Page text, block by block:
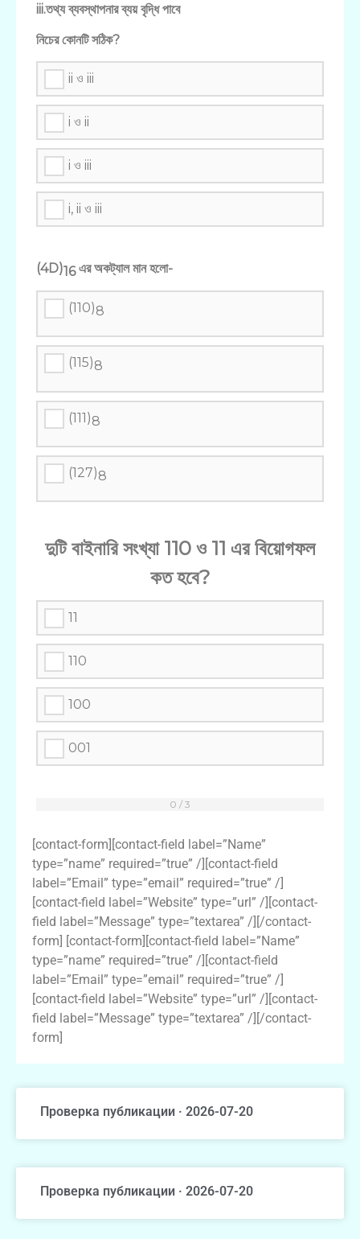
iii.তথ্য ব্যবস্থাপনার ব্যয় বৃদ্ধি পাবে
নিচের কোনটি সঠিক?
ii ও iii
i ও ii
i ও iii
i, ii ও iii
(4D)16এর অকট্যাল মান হলো-
(110)8
(115)8
(111)8
(127)8
দুটি বাইনারি সংখ্যা 110 ও 11 এর বিয়োগফল
কত হবে?
11
110
100
001
[contact-form][contact-field label=”Name”
type=”name” required=”true” /][contact-field
label=”Email” type=”email” required=”true” /]
[contact-field label=”Website” type=”url” /][contact-
field label=”Message” type=”textarea” /][/contact-
form] [contact-form][contact-field label=”Name”
type=”name” required=”true” /][contact-field
label=”Email” type=”email” required=”true” /]
[contact-field label=”Website” type=”url” /][contact-
field label=”Message” type=”textarea” /][/contact-
form]
Проверка публикации · 2026-07-20
Проверка публикации · 2026-07-20